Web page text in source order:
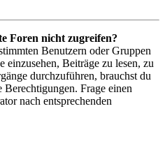
Foren nicht zugreifen?
Benutzern oder Gruppen
einzusehen, Beiträge zu lesen, zu
durchzuführen, brauchst du
Berechtigungen. Frage einen
nach entsprechenden